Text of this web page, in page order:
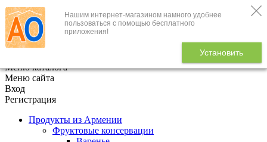
Нашим интернет-магазином намного удобнее
пользоваться с помощью бесплатного
приложения!
Установить
+7 (495) 646-888-1
В корзине
Меню каталога
Меню сайта
Вход
Регистрация
Продукты из Армении
Фруктовые консервации